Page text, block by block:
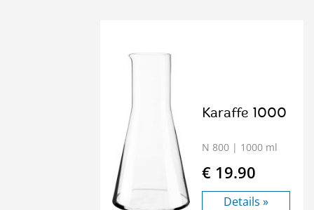
Karaffe 1000
N 800 | 1000 ml
€ 19.90
Details »